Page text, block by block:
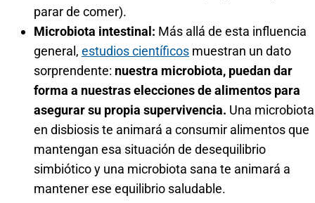
parar de comer).
Microbiota intestinal: Más allá de esta influencia
general, estudios científicos muestran un dato
sorprendente: nuestra microbiota, puedan dar
forma a nuestras elecciones de alimentos para
asegurar su propia supervivencia. Una microbiota
en disbiosis te animará a consumir alimentos que
mantengan esa situación de desequilibrio
simbiótico y una microbiota sana te animará a
mantener ese equilibrio saludable.